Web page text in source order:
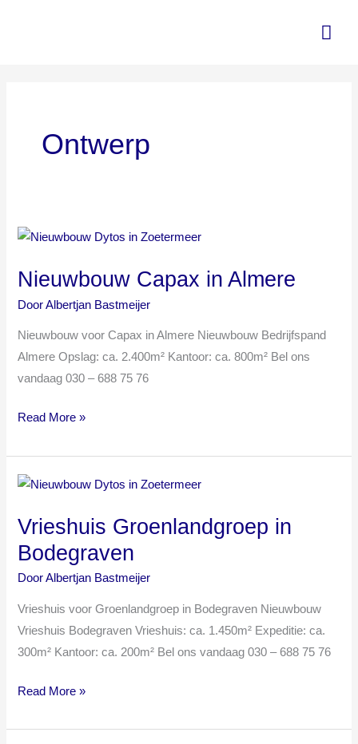
Ontwerp
Nieuwbouw Capax in Almere
DoorAlbertjan Bastmeijer
Nieuwbouw voor Capax in Almere Nieuwbouw Bedrijfspand
Almere Opslag: ca. 2.400m² Kantoor: ca. 800m² Bel ons
vandaag 030 – 688 75 76
Nieuwbouw
in
Almere
Read More »
Vrieshuis Groenlandgroep in
Bodegraven
DoorAlbertjan Bastmeijer
Vrieshuis voor Groenlandgroep in Bodegraven Nieuwbouw
Vrieshuis Bodegraven Vrieshuis: ca. 1.450m² Expeditie: ca.
300m² Kantoor: ca. 200m² Bel ons vandaag 030 – 688 75 76
Vrieshuis
in
Bodegraven
Read More »